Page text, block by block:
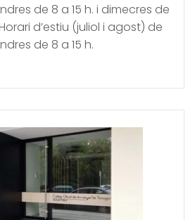
de 8 a 15 h. i dimecres de
d’estiu (juliol i agost) de
de 8 a 15 h.